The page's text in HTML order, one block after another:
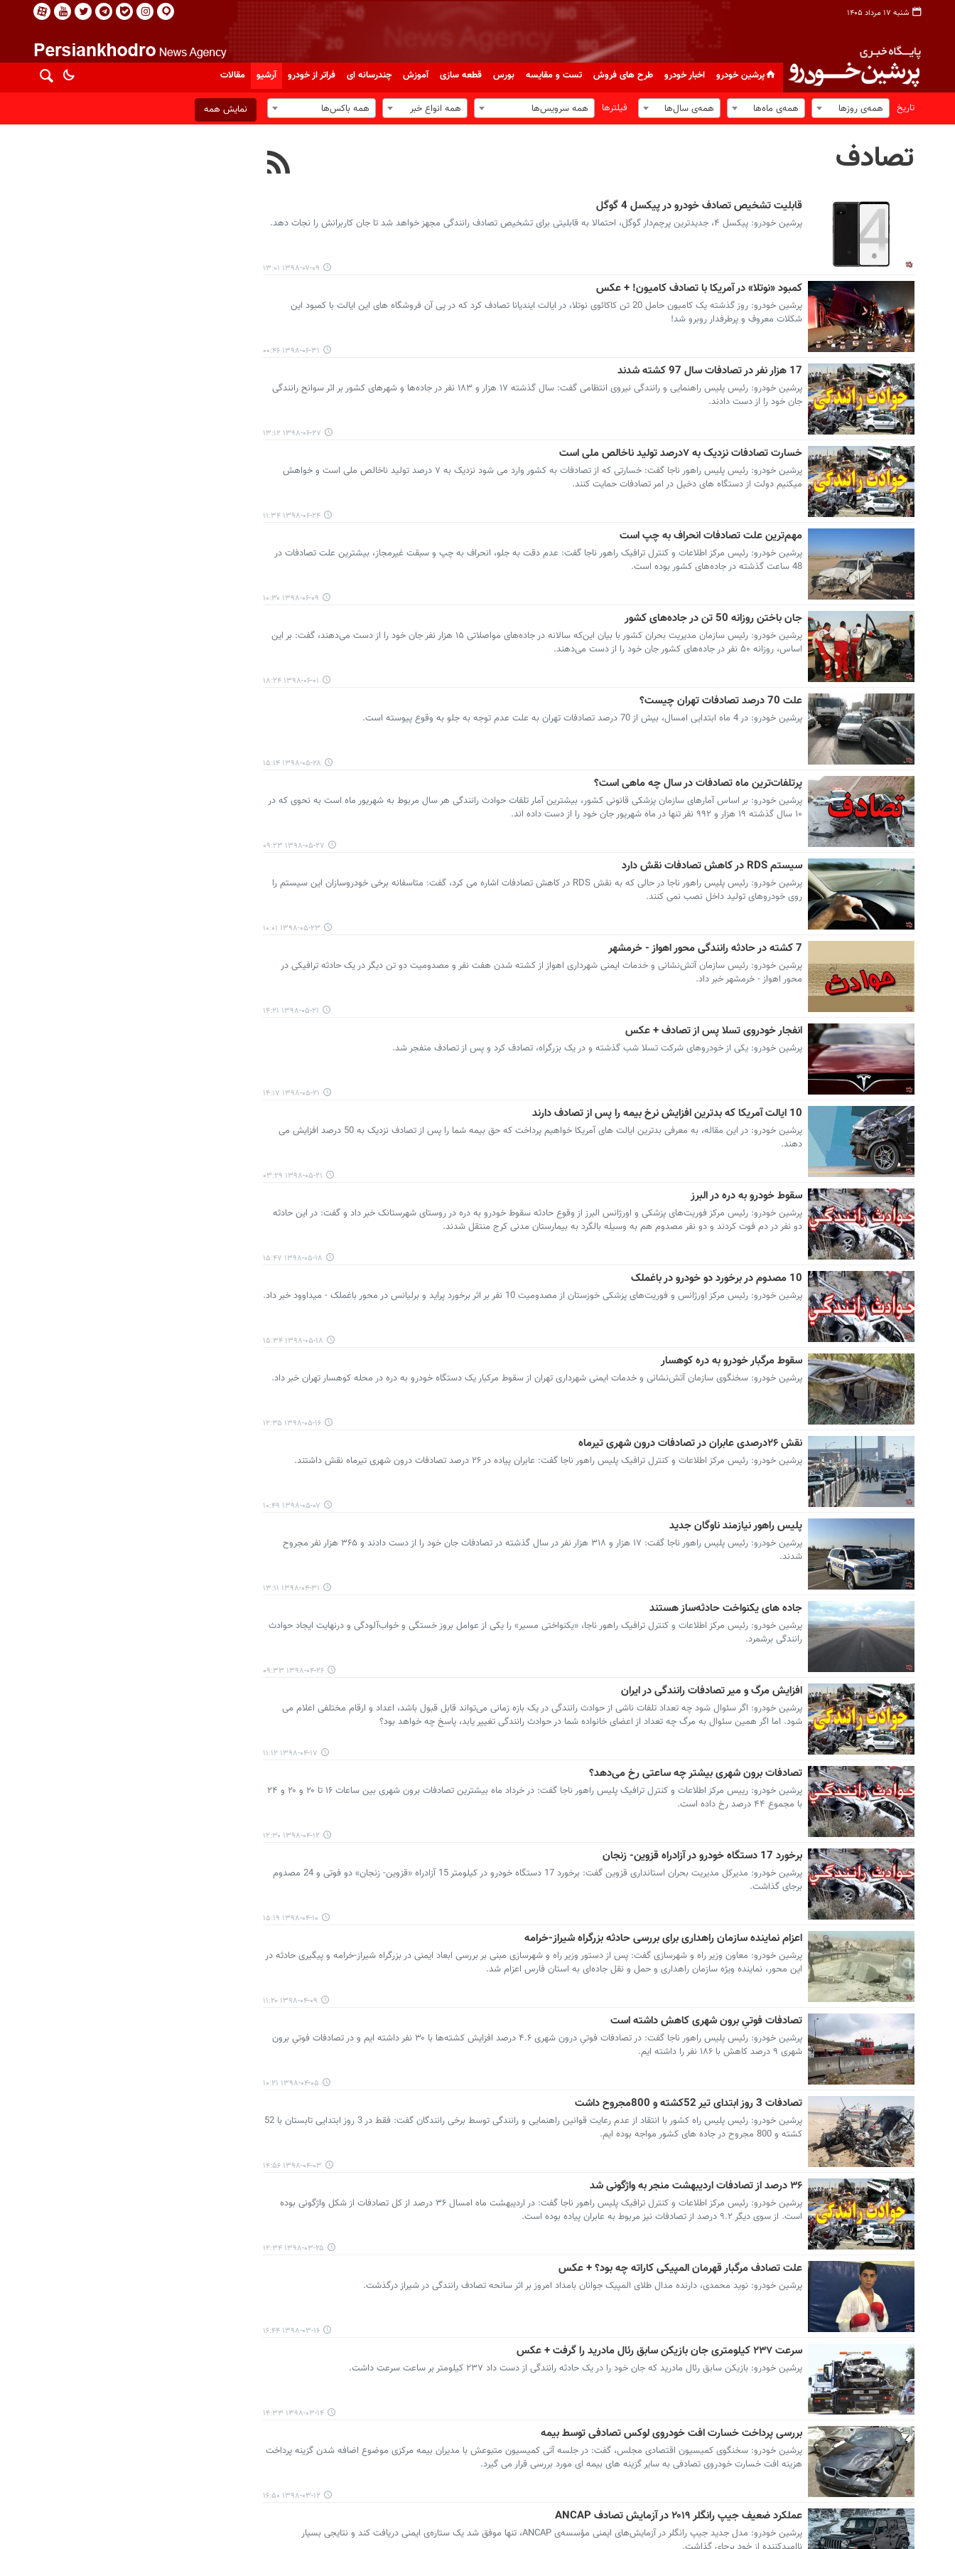
شنبه ۱۷ مرداد ۱۴۰۵
پرشین خودرو اخبار خودرو طرح های فروش تست و مقایسه بورس قطعه سازی آموزش چندرسانه ای فراتر از خودرو آرشیو مقالات
تاریخ همه‌ی روزها همه‌ی ماه‌ها همه‌ی سال‌ها فیلترها همه سرویس‌ها همه انواع خبر همه باکس‌ها نمایش همه
تصادف
قابلیت تشخیص تصادف خودرو در پیکسل 4 گوگل
پرشین خودرو: پیکسل ۴، جدیدترین پرچم‌دار گوگل، احتمالا به قابلیتی برای تشخیص تصادف رانندگی مجهز خواهد شد تا جان کاربرانش را نجات دهد.
۱۳۹۸-۰۷-۰۹ ۱۳:۰۱
کمبود «نوتلا» در آمریکا با تصادف کامیون! + عکس
پرشین خودرو: روز گذشته یک کامیون حامل 20 تن کاکائوی نوتلا، در ایالت ایندیانا تصادف کرد که در پی آن فروشگاه های این ایالت با کمبود این
شکلات معروف و پرطرفدار روبرو شد!
۱۳۹۸-۰۶-۳۱ ۰۰:۴۶
17 هزار نفر در تصادفات سال 97 کشته شدند
پرشین خودرو: رئیس پلیس راهنمایی و رانندگی نیروی انتظامی گفت: سال گذشته ۱۷ هزار و ۱۸۳ نفر در جاده‌ها و شهرهای کشور بر اثر سوانح رانندگی
جان خود را از دست دادند.
۱۳۹۸-۰۶-۲۷ ۱۳:۱۲
خسارت تصادفات نزدیک به ۷درصد تولید ناخالص ملی است
پرشین خودرو: رئیس پلیس راهور ناجا گفت: خسارتی که از تصادفات به کشور وارد می شود نزدیک به ۷ درصد تولید ناخالص ملی است و خواهش
میکنیم دولت از دستگاه های دخیل در امر تصادفات حمایت کنند.
۱۳۹۸-۰۶-۲۴ ۱۱:۳۴
مهم‌ترین علت تصادفات انحراف به چپ است
پرشین خودرو: رئیس مرکز اطلاعات و کنترل ترافیک راهور ناجا گفت:‌ عدم دقت به جلو، انحراف به چپ و سبقت غیرمجاز، بیشترین علت تصادفات در
48 ساعت گذشته در جاده‌های کشور بوده است.
۱۳۹۸-۰۶-۰۹ ۱۰:۳۰
جان باختن روزانه 50 تن در جاده‌های کشور
پرشین خودرو: رئیس سازمان مدیریت بحران کشور با بیان این‌که سالانه در جاده‌های مواصلاتی ۱۵ هزار نفر جان خود را از دست می‌دهند، گفت: بر این
اساس، روزانه ۵۰ نفر در جاده‌های کشور جان خود را از دست می‌دهند.
۱۳۹۸-۰۶-۰۱ ۱۸:۲۴
علت 70 درصد تصادفات تهران چیست؟
پرشین خودرو: در 4 ماه ابتدایی امسال، بیش از 70 درصد تصادفات تهران به علت عدم توجه به جلو به وقوع پیوسته است.
۱۳۹۸-۰۵-۲۸ ۱۵:۱۴
پرتلفات‌ترین ماه تصادفات در سال چه ماهی است؟
پرشین خودرو: بر اساس آمارهای سازمان پزشکی قانونی کشور، بیشترین آمار تلفات حوادث رانندگی هر سال مربوط به شهریور ماه است به نحوی که در
۱۰ سال گذشته ۱۹ هزار و ۹۹۲ نفر تنها در ماه شهریور جان خود را از دست داده اند.
۱۳۹۸-۰۵-۲۷ ۰۹:۲۳
سیستم RDS در کاهش تصادفات نقش دارد
پرشین خودرو: رئیس پلیس راهور ناجا در حالی که به نقش RDS در کاهش تصادفات اشاره می کرد، گفت: متاسفانه برخی خودروسازان این سیستم را
روی خودروهای تولید داخل نصب نمی کنند.
۱۳۹۸-۰۵-۲۳ ۱۰:۰۱
7 کشته در حادثه رانندگی محور اهواز - خرمشهر
پرشین خودرو: رئیس سازمان آتش‌نشانی و خدمات ایمنی شهرداری اهواز از کشته شدن هفت نفر و مصدومیت دو تن دیگر در یک حادثه ترافیکی در
محور اهواز - خرمشهر خبر داد.
۱۳۹۸-۰۵-۲۱ ۱۴:۲۱
انفجار خودروی تسلا پس از تصادف + عکس
پرشین خودرو: یکی از خودروهای شرکت تسلا شب گذشته و در یک بزرگراه، تصادف کرد و پس از تصادف منفجر شد.
۱۳۹۸-۰۵-۲۱ ۱۴:۱۷
10 ایالت آمریکا که بدترین افزایش نرخ بیمه را پس از تصادف دارند
پرشین خودرو: در این مقاله، به معرفی بدترین ایالت های آمریکا خواهیم پرداخت که حق بیمه شما را پس از تصادف نزدیک به 50 درصد افزایش می
دهند.
۱۳۹۸-۰۵-۲۱ ۰۳:۲۹
سقوط خودرو به دره‌ در البرز
پرشین خودرو: رئیس مرکز فوریت‌های پزشکی و اورژانس البرز از وقوع حادثه سقوط خودرو به دره در روستای شهرستانک خبر داد و گفت: در این حادثه
دو نفر در دم فوت کردند و دو نفر مصدوم هم به وسیله بالگرد به بیمارستان مدنی کرج منتقل شدند.
۱۳۹۸-۰۵-۱۸ ۱۵:۴۷
10 مصدوم در برخورد دو خودرو در باغملک
پرشین خودرو: رئیس مرکز اورژانس و فوریت‌های پزشکی خوزستان از مصدومیت 10 نفر بر اثر برخورد پراید و برلیانس در محور باغملک - میداوود خبر داد.
۱۳۹۸-۰۵-۱۸ ۱۵:۳۴
سقوط مرگبار خودرو به دره کوهسار
پرشین خودرو: سخنگوی سازمان آتش‌نشانی و خدمات ایمنی شهرداری تهران از سقوط مرکبار یک دستگاه خودرو به دره در محله کوهسار تهران خبر داد.
۱۳۹۸-۰۵-۱۶ ۱۲:۳۵
نقش ۲۶درصدی عابران در تصادفات درون شهری تیرماه
پرشین خودرو: رئیس مرکز اطلاعات و کنترل ترافیک پلیس راهور ناجا گفت: عابران پیاده در ۲۶ درصد تصادفات درون شهری تیرماه نقش داشتند.
۱۳۹۸-۰۵-۰۷ ۱۰:۴۹
پلیس راهور نیازمند ناوگان جدید
پرشین خودرو: رئیس پلیس راهور ناجا گفت: ۱۷ هزار و ۳۱۸ هزار نفر در سال گذشته در تصادفات جان خود را از دست دادند و ۳۶۵ هزار نفر مجروح
شدند.
۱۳۹۸-۰۴-۳۱ ۱۳:۱۱
جاده های یکنواخت حادثه‌ساز هستند
پرشین خودرو: رئیس مرکز اطلاعات و کنترل ترافیک راهور ناجا، «یکنواختی مسیر» را یکی از عوامل بروز خستگی و خواب‌آلودگی و درنهایت ایجاد حوادث
رانندگی برشمرد.
۱۳۹۸-۰۴-۲۶ ۰۹:۳۳
افزایش مرگ و میر تصادفات رانندگی در ایران
پرشین خودرو: اگر سئوال شود چه تعداد تلفات ناشی از حوادث رانندگی در یک بازه زمانی می‌تواند قابل قبول باشد، اعداد و ارقام مختلفی اعلام می
شود. اما اگر همین سئوال به مرگ چه تعداد از اعضای خانواده شما در حوادث رانندگی تغییر یابد، پاسخ چه خواهد بود؟
۱۳۹۸-۰۴-۱۷ ۱۱:۱۲
تصادفات برون شهری بیشتر چه ساعتی رخ می‌دهد؟
پرشین خودرو: رییس مرکز اطلاعات و کنترل ترافیک پلیس راهور ناجا گفت: در خرداد ماه بیشترین تصادفات برون شهری بین ساعات ۱۶ تا ۲۰ و ۲۰ و ۲۴
با مجموع ۴۴ درصد رخ داده است.
۱۳۹۸-۰۴-۱۲ ۱۲:۳۰
برخورد 17 دستگاه خودرو در آزادراه قزوین- زنجان
پرشین خودرو: مدیرکل مدیریت بحران استانداری قزوین گفت: برخورد 17 دستگاه خودرو در کیلومتر 15 آزادراه «قزوین- زنجان» دو فوتی و 24 مصدوم
برجای گذاشت.
۱۳۹۸-۰۴-۱۰ ۱۵:۱۹
اعزام نماینده سازمان راهداری برای بررسی حادثه بزرگراه شیراز-خرامه
پرشین خودرو: معاون وزیر راه و شهرسازی گفت: پس از دستور وزیر راه و شهرسازی مبنی بر بررسی ابعاد ایمنی در بزرگراه شیراز-خرامه و پیگیری حادثه در
این محور، نماینده ویژه سازمان راهداری و حمل و نقل جاده‌ای به استان فارس اعزام شد.
۱۳۹۸-۰۴-۰۹ ۱۱:۲۰
تصادفات فوتیِ برون شهری کاهش داشته است
پرشین خودرو: رئیس پلیس راهور ناجا گفت: در تصادفات فوتیِ درون شهری ۴.۶ درصد افزایش کشته‌ها با ۳۰ نفر داشته ایم و در تصادفات فوتیِ برون
شهری ۹ درصد کاهش با ۱۸۶ نفر را داشته ایم.
۱۳۹۸-۰۴-۰۵ ۱۰:۲۱
تصادفات 3 روز ابتدای تیر 52کشته و 800مجروح داشت
پرشین خودرو: رئیس پلیس راه کشور با انتقاد از عدم رعایت قوانین راهنمایی و رانندگی توسط برخی رانندگان گفت: فقط در 3 روز ابتدایی تابستان با 52
کشته و 800 مجروح در جاده های کشور مواجه بوده ایم.
۱۳۹۸-۰۴-۰۳ ۱۴:۵۶
۳۶ درصد از تصادفات اردیبهشت منجر به واژگونی شد
پرشین خودرو: رئیس مرکز اطلاعات و کنترل ترافیک پلیس راهور ناجا گفت: در اردیبهشت ماه امسال ۳۶ درصد از کل تصادفات از شکل واژگونی بوده
است. از سوی دیگر ٩.٢ درصد از تصادفات نیز مربوط به عابران پیاده بوده است.
۱۳۹۸-۰۳-۲۵ ۱۲:۳۴
علت تصادف مرگبار قهرمان المپیکی کاراته چه بود؟ + عکس
پرشین خودرو: نوید محمدی، دارنده مدال طلای المپیک جوانان بامداد امروز بر اثر سانحه تصادف رانندگی در شیراز درگذشت.
۱۳۹۸-۰۳-۱۶ ۱۶:۴۴
سرعت ۲۳۷ کیلومتری جان بازیکن سابق رئال مادرید را گرفت + عکس
پرشین خودرو: بازیکن سابق رئال مادرید که جان خود را در یک حادثه رانندگی از دست داد ۲۳۷ کیلومتر بر ساعت سرعت داشت.
۱۳۹۸-۰۳-۱۴ ۱۴:۳۳
بررسی پرداخت خسارت افت خودروی لوکس تصادفی توسط بیمه
پرشین خودرو: سخنگوی کمیسیون اقتصادی مجلس، گفت: در جلسه آتی کمیسیون متبوعش با مدیران بیمه مرکزی موضوع اضافه شدن گزینه پرداخت
هزینه افت خسارت خودروی تصادفی به سایر گزینه های بیمه ای مورد بررسی قرار می گیرد.
۱۳۹۸-۰۳-۱۲ ۱۶:۵۰
عملکرد ضعیف جیپ رانگلر ۲۰۱۹ در آزمایش تصادف ANCAP
پرشین خودرو: مدل جدید جیپ رانگلر در آزمایش‌های ایمنی مؤسسه‌ی ANCAP، تنها موفق شد یک ستاره‌ی ایمنی دریافت کند و نتایجی بسیار